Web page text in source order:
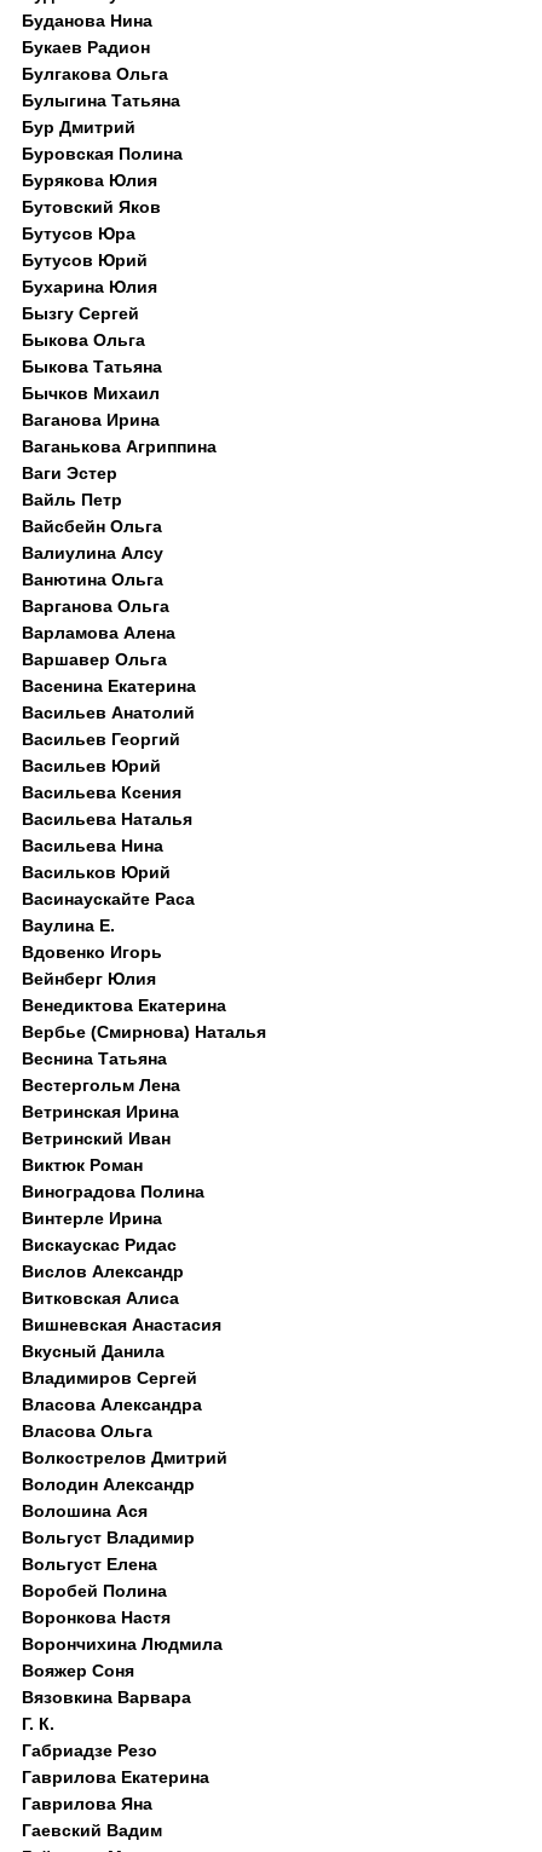
Буданова Нина
Букаев Радион
Булгакова Ольга
Булыгина Татьяна
Бур Дмитрий
Буровская Полина
Бурякова Юлия
Бутовский Яков
Бутусов Юра
Бутусов Юрий
Бухарина Юлия
Бызгу Сергей
Быкова Ольга
Быкова Татьяна
Бычков Михаил
Ваганова Ирина
Ваганькова Агриппина
Ваги Эстер
Вайль Петр
Вайсбейн Ольга
Валиулина Алсу
Ванютина Ольга
Варганова Ольга
Варламова Алена
Варшавер Ольга
Васенина Екатерина
Васильев Анатолий
Васильев Георгий
Васильев Юрий
Васильева Ксения
Васильева Наталья
Васильева Нина
Васильков Юрий
Васинаускайте Раса
Ваулина Е.
Вдовенко Игорь
Вейнберг Юлия
Венедиктова Екатерина
Вербье (Смирнова) Наталья
Веснина Татьяна
Вестергольм Лена
Ветринская Ирина
Ветринский Иван
Виктюк Роман
Виноградова Полина
Винтерле Ирина
Вискаускас Ридас
Вислов Александр
Витковская Алиса
Вишневская Анастасия
Вкусный Данила
Владимиров Сергей
Власова Александра
Власова Ольга
Волкострелов Дмитрий
Володин Александр
Волошина Ася
Вольгуст Владимир
Вольгуст Елена
Воробей Полина
Воронкова Настя
Ворончихина Людмила
Вояжер Соня
Вязовкина Варвара
Г. К.
Габриадзе Резо
Гаврилова Екатерина
Гаврилова Яна
Гаевский Вадим